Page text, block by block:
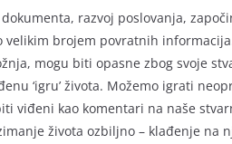
razvoj poslovanja,
brojem povratnih
mogu biti opasne zbog svoje
‘igru’ života. Možemo igrati
viđeni kao komentari na naše
života ozbiljno – klađenje na